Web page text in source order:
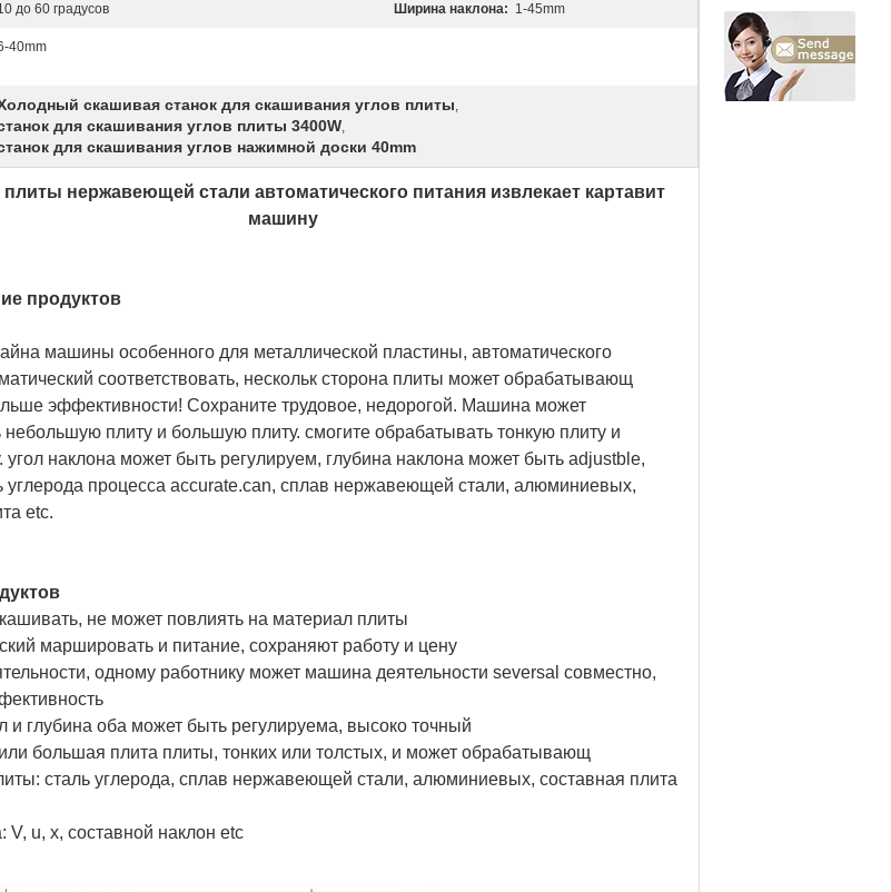
до 60 градусов Ширина наклона: 1-45mm
40mm
скашивая станок для скашивания углов плиты,
для скашивания углов плиты 3400W,
для скашивания углов нажимной доски 40mm
нержавеющей стали автоматического питания извлекает картавит
машину
продуктов
машины особенного для металлической пластины, автоматического
соответствовать, нескольк сторона плиты может обрабатывающ
эффективности! Сохраните трудовое, недорогой. Машина может
плиту и большую плиту. смогите обрабатывать тонкую плиту и
угол наклона может быть регулируем, глубина наклона может быть adjustble,
углерода процесса accurate.can, сплав нержавеющей стали, алюминиевых,
etc.
не может повлиять на материал плиты
маршировать и питание, сохраняют работу и цену
одному работнику может машина деятельности seversal совместно,
и глубина оба может быть регулируема, высоко точный
большая плита плиты, тонких или толстых, и может обрабатывающ
сталь углерода, сплав нержавеющей стали, алюминиевых, составная плита
V, u, x, составной наклон etc